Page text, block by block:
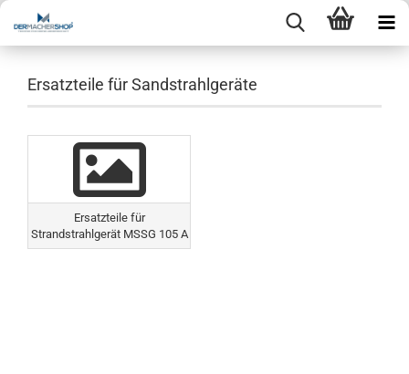
Ersatzteile für Sandstrahlgeräte
Ersatzteile für
Strandstrahlgerät MSSG 105 A